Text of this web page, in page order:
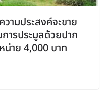
ามประสงค์จะขาย
ารประมูลด้วยปาก
น่าย 4,000 บาท